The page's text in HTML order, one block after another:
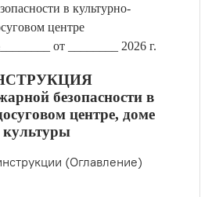
в культурно-
центре
от ________ 2026 г.
безопасности в
центре, доме
культуры
(Оглавление)